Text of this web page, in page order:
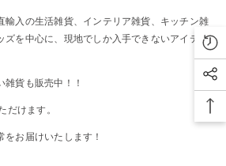
輸入の生活雑貨、インテリア雑貨、キッチン雑
ズを中心に、現地でしか入手できないアイテム
貨も販売中！！
けます。
お届けいたします！